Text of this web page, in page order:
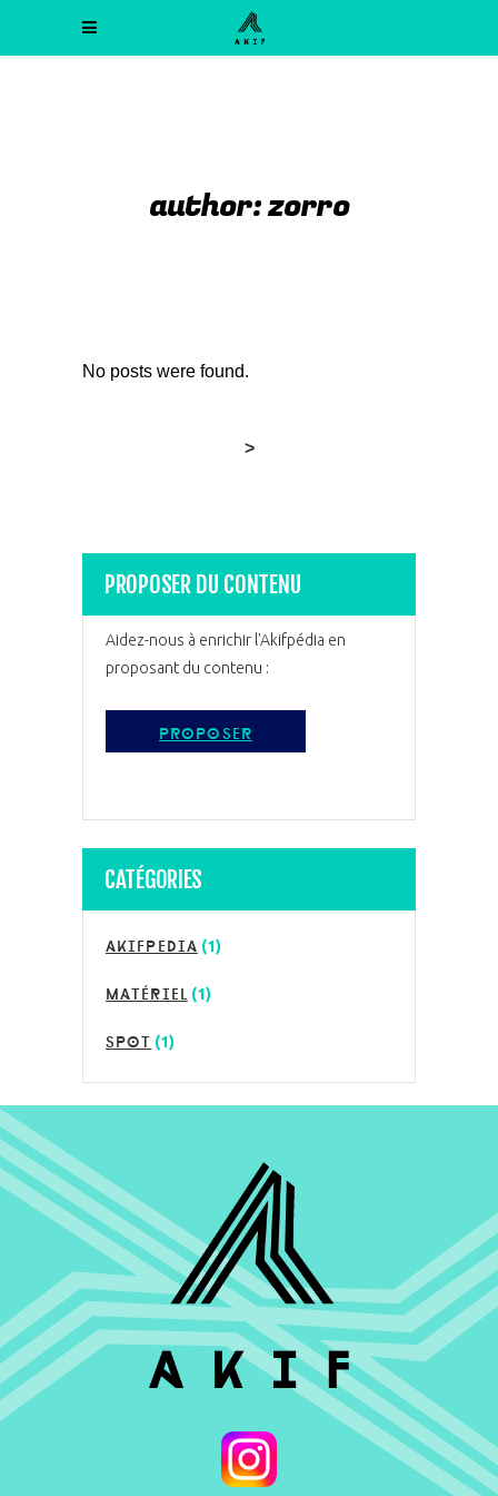
author: zorro
No posts were found.
>
PROPOSER DU CONTENU
Aidez-nous à enrichir l'Akifpédia en
proposant du contenu :
proposer
CATÉGORIES
akifpedia (1)
matériel (1)
spot (1)